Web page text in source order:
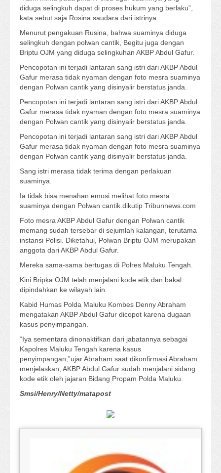
diduga selingkuh dapat di proses hukum yang berlaku”,
kata sebut saja Rosina saudara dari istrinya
Menurut pengakuan Rusina, bahwa suaminya diduga
selingkuh dengan polwan cantik, Begitu juga dengan
Briptu OJM yang diduga selingkuhan AKBP Abdul Gafur.
Pencopotan ini terjadi lantaran sang istri dari AKBP Abdul
Gafur merasa tidak nyaman dengan foto mesra suaminya
dengan Polwan cantik yang disinyalir berstatus janda.
Pencopotan ini terjadi lantaran sang istri dari AKBP Abdul
Gafur merasa tidak nyaman dengan foto mesra suaminya
dengan Polwan cantik yang disinyalir berstatus janda.
Pencopotan ini terjadi lantaran sang istri dari AKBP Abdul
Gafur merasa tidak nyaman dengan foto mesra suaminya
dengan Polwan cantik yang disinyalir berstatus janda.
Sang istri merasa tidak terima dengan perlakuan
suaminya.
Ia tidak bisa menahan emosi melihat foto mesra
suaminya dengan Polwan cantik.dikutip Tribunnews.com
Foto mesra AKBP Abdul Gafur dengan Polwan cantik
memang sudah tersebar di sejumlah kalangan, terutama
instansi Polisi. Diketahui, Polwan Briptu OJM merupakan
anggota dari AKBP Abdul Gafur.
Mereka sama-sama bertugas di Polres Maluku Tengah.
Kini Bripka OJM telah menjalani kode etik dan bakal
dipindahkan ke wilayah lain.
Kabid Humas Polda Maluku Kombes Denny Abraham
mengatakan AKBP Abdul Gafur dicopot karena dugaan
kasus penyimpangan.
“Iya sementara dinonaktifkan dari jabatannya sebagai
Kapolres Maluku Tengah karena kasus
penyimpangan,”ujar Abraham saat dikonfirmasi Abraham
menjelaskan, AKBP Abdul Gafur sudah menjalani sidang
kode etik oleh jajaran Bidang Propam Polda Maluku.
Smsi/Henry/Netty/matapost